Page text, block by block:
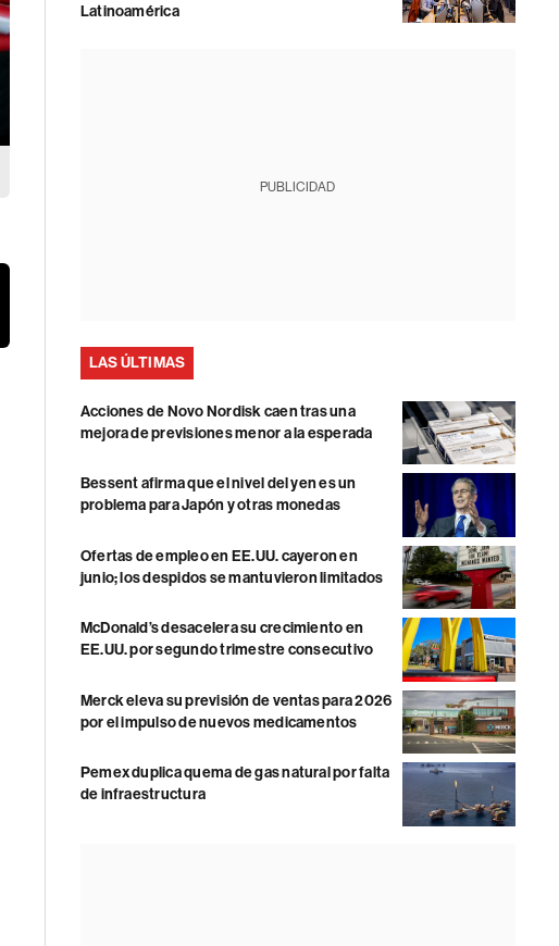
Latinoamérica
PUBLICIDAD
LAS ÚLTIMAS
Acciones de Novo Nordisk caen tras una
mejora de previsiones menor a la esperada
Bessent afirma que el nivel del yen es un
problema para Japón y otras monedas
Ofertas de empleo en EE.UU. cayeron en
junio; los despidos se mantuvieron limitados
McDonald’s desacelera su crecimiento en
EE.UU. por segundo trimestre consecutivo
Merck eleva su previsión de ventas para 2026
por el impulso de nuevos medicamentos
Pemex duplica quema de gas natural por falta
de infraestructura